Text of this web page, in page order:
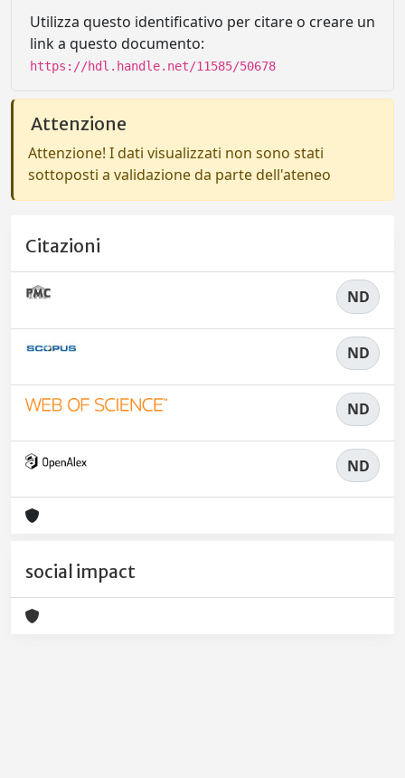
Utilizza questo identificativo per citare o creare un
link a questo documento:
https://hdl.handle.net/11585/50678
Attenzione
Attenzione! I dati visualizzati non sono stati
sottoposti a validazione da parte dell'ateneo
Citazioni
ND
ND
ND
ND
social impact